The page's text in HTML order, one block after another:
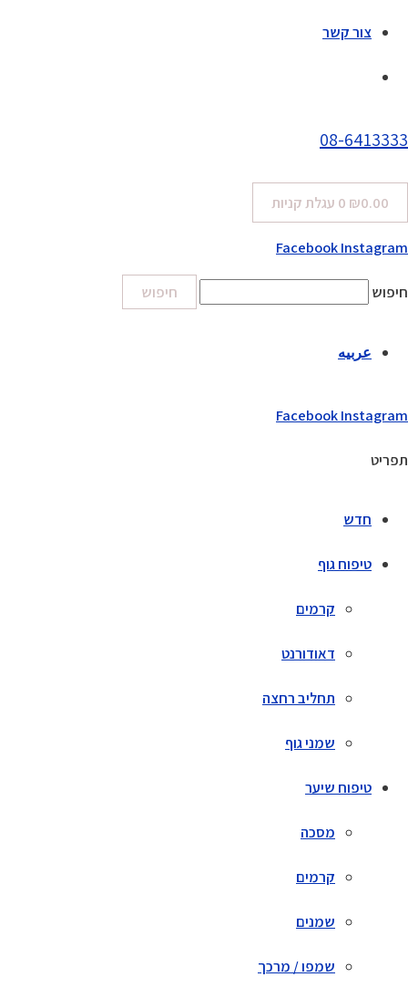
צור קשר
08-6413333
₪0.00
0 עגלת קניות
FacebookInstagram
חיפוש חיפוש
عربيه
FacebookInstagram
תפריט
חדש
טיפוח גוף
קרמים
דאודורנט
תחליב רחצה
שמני גוף
טיפוח שיער
מסכה
קרמים
שמנים
שמפו / מרכך